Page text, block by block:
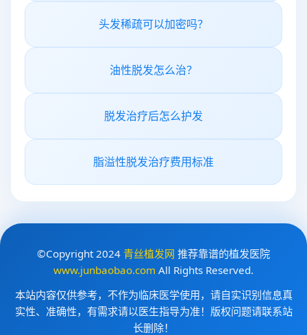
头发稀疏可以加密吗？
油性脱发怎么治？
脱发治疗后怎么护发
脂溢性脱发治疗费用标准
©Copyright 2024 青丝植发网 推荐靠谱的植发医院
www.junbaobao.com All Rights Reserved.
本站内容仅供参考，不作为临床医学使用，请自实识别信息真
实性、准确性，有需求请以医生指导为准！版权问题请联系站
长删除！